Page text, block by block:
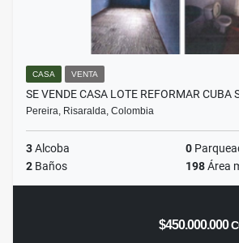
CASA VENTA
SE VENDE CASA LOTE REFORMAR CUBA
Pereira, Risaralda, Colombia
3Alcoba 0
2 Baños 198Área
$450.000.000